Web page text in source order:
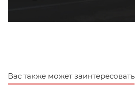
Вас также может заинтересовать